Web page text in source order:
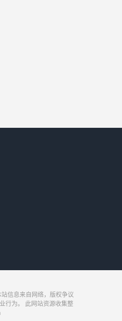
信息来自网络，版权争议
行为。 此网站资源收集整